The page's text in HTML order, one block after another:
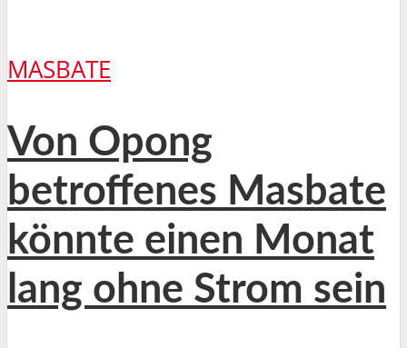
MASBATE
Von Opong
betroffenes Masbate
könnte einen Monat
lang ohne Strom sein